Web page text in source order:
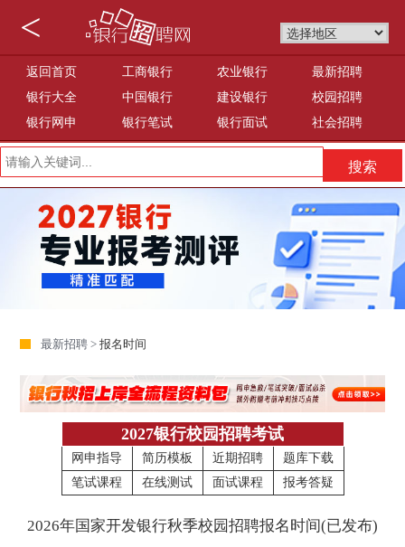
<
返回首页 工商银行 农业银行
最新招聘
银行大全
中国银行 建设银行
校园招聘
银行网申
银行笔试 银行面试 社会招聘
最新招聘 >报名时间
2027银行校园招聘考试
网申指导 简历模板 近期招聘
题库下载
笔试课程
在线测试 面试课程 报考答疑
2026年国家开发银行秋季校园招聘报名时间(已发布)